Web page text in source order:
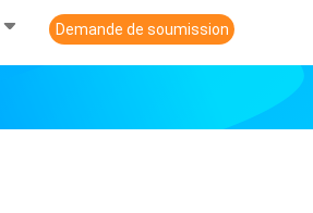
Demande de soumission